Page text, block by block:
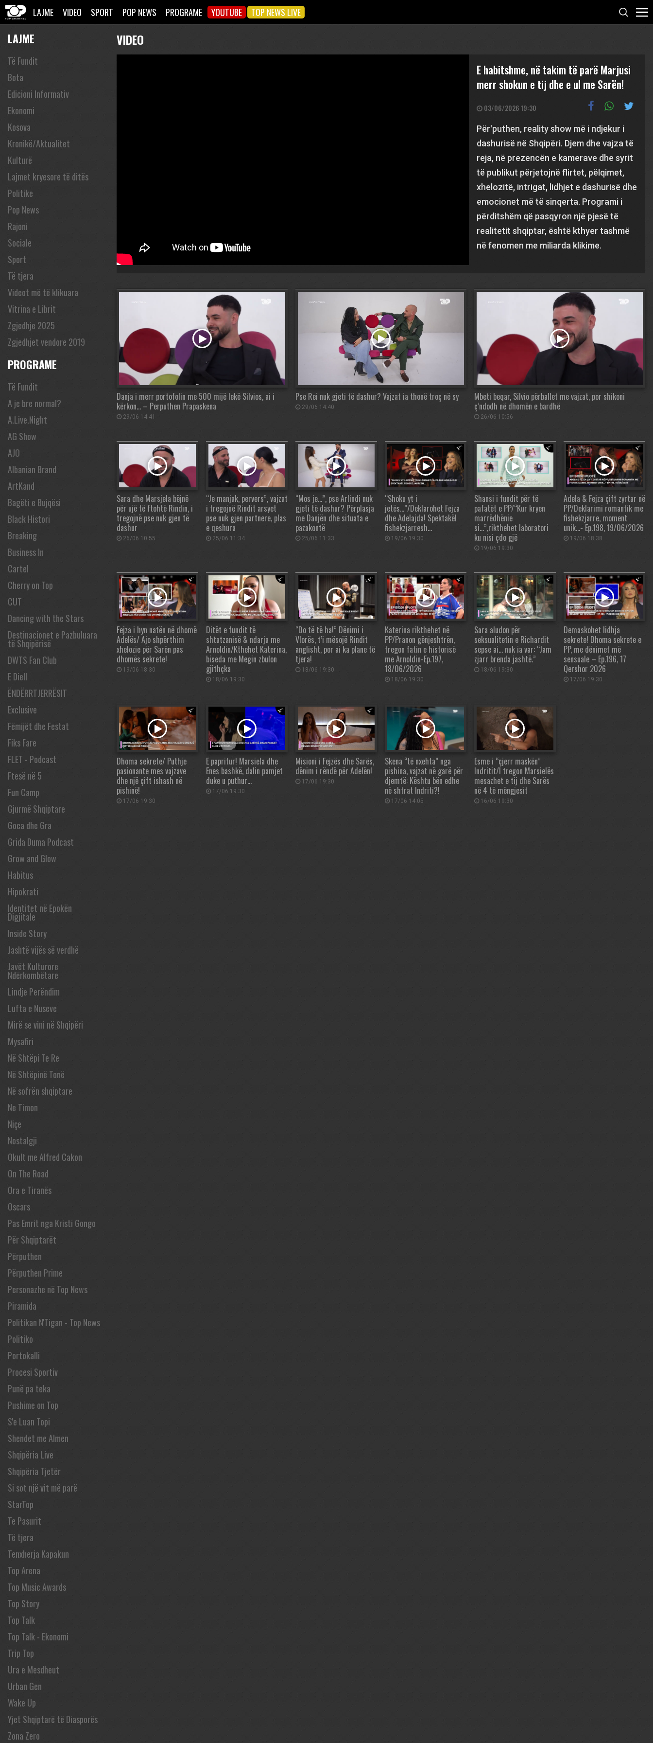
LAJME VIDEO SPORT POP NEWS PROGRAME YOUTUBE TOP NEWS LIVE
LAJME
Të Fundit
Bota
Edicioni Informativ
Ekonomi
Kosova
Kronikë/Aktualitet
Kulturë
Lajmet kryesore të ditës
Politike
Pop News
Rajoni
Sociale
Sport
Të tjera
Videot më të klikuara
Vitrina e Librit
Zgjedhje 2025
Zgjedhjet vendore 2019
PROGRAME
Të Fundit
A je bre normal?
A.Live.Night
AG Show
AJO
Albanian Brand
ArtKand
Bagëti e Bujqësi
Black Histori
Breaking
Business In
Cartel
Cherry on Top
CUT
Dancing with the Stars
Destinacionet e Pazbuluara
të Shqipërisë
DWTS Fan Club
E Diell
ËNDËRRTJERRËSIT
Exclusive
Fëmijët dhe Festat
Fiks Fare
FLET - Podcast
Ftesë në 5
Fun Camp
Gjurmë Shqiptare
Goca dhe Gra
Grida Duma Podcast
Grow and Glow
Habitus
Hipokrati
Identitet në Epokën
Digjitale
Inside Story
Jashtë vijës së verdhë
Javët Kulturore
Ndërkombëtare
Lindje Perëndim
Lufta e Nuseve
Mirë se vini në Shqipëri
Mysafiri
Në Shtëpi Te Re
Në Shtëpinë Tonë
Në sofrën shqiptare
Ne Timon
Niçe
Nostalgji
Okult me Alfred Cakon
On The Road
Ora e Tiranës
Oscars
Pas Emrit nga Kristi Gongo
Për Shqiptarët
Përputhen
Përputhen Prime
Personazhe në Top News
Piramida
Politikan N'Tigan - Top News
Politiko
Portokalli
Procesi Sportiv
Punë pa teka
Pushime on Top
S'e Luan Topi
Shendet me Almen
Shqipëria Live
Shqipëria Tjetër
Si sot një vit më parë
StarTop
Te Pasurit
Të tjera
Tenxherja Kapakun
Top Arena
Top Music Awards
Top Story
Top Talk
Top Talk - Ekonomi
Trip Top
Ura e Mesdheut
Urban Gen
Wake Up
Yjet Shqiptarë të Diasporës
Zona Zero
VIDEO
E habitshme, në takim të parë Marjusi
merr shokun e tij dhe e ul me Sarën!
03/06/2026 19:30
Për'puthen, reality show më i ndjekur i
dashurisë në Shqipëri. Djem dhe vajza të
reja, në prezencën e kamerave dhe syrit
të publikut përjetojnë flirtet, pëlqimet,
xhelozitë, intrigat, lidhjet e dashurisë dhe
emocionet më të sinqerta. Programi i
përditshëm që pasqyron një pjesë të
realitetit shqiptar, është kthyer tashmë
në fenomen me miliarda klikime.
Danja i merr portofolin me 500 mijë lekë Silvios, ai i
kërkon… – Perputhen Prapaskena
29/06 14:41
Pse Rei nuk gjeti të dashur? Vajzat ia thonë troç në sy
29/06 14:40
Mbeti beqar, Silvio përballet me vajzat, por shikoni
ç’ndodh në dhomën e bardhë
26/06 10:56
Sara dhe Marsjela bëjnë
për ujë të ftohtë Rindin, i
tregojnë pse nuk gjen të
dashur
26/06 10:55
“Je manjak, pervers”, vajzat
i tregojnë Rindit arsyet
pse nuk gjen partnere, plas
e qeshura
25/06 11:34
“Mos je…”, pse Arlindi nuk
gjeti të dashur? Përplasja
me Danjën dhe situata e
pazakontë
25/06 11:33
“Shoku yt i
jetës…”/Deklarohet Fejza
dhe Adelajda! Spektakël
fishekzjarresh…
19/06 19:30
Shansi i fundit për të
pafatët e PP/“Kur kryen
marrëdhënie
si…”,rikthehet laboratori
ku nisi çdo gjë
19/06 19:30
Adela & Fejza çift zyrtar në
PP/Deklarimi romantik me
fishekzjarre, moment
unik…- Ep.198, 19/06/2026
19/06 18:38
Fejza i hyn natën në dhomë
Adelës/ Ajo shpërthim
xhelozie për Sarën pas
dhomës sekrete!
19/06 18:30
Ditët e fundit të
shtatzanisë & ndarja me
Arnoldin/Kthehet Katerina,
biseda me Megin zbulon
gjithçka
18/06 19:30
“Do të të ha!” Dënimi i
Vlorës, t’i mësojë Rindit
anglisht, por ai ka plane të
tjera!
18/06 19:30
Katerina rikthehet në
PP/Pranon gënjeshtrën,
tregon fatin e historisë
me Arnoldin-Ep.197,
18/06/2026
18/06 19:30
Sara aludon për
seksualitetin e Richardit
sepse ai… nuk ia var: “Jam
zjarr brenda jashtë.”
18/06 19:30
Demaskohet lidhja
sekrete! Dhoma sekrete e
PP, me dënimet më
sensuale – Ep.196, 17
Qershor 2026
17/06 19:30
Dhoma sekrete/ Puthje
pasionante mes vajzave
dhe një çift ishash në
pishinë!
17/06 19:30
E papritur! Marsiela dhe
Enes bashkë, dalin pamjet
duke u puthur…
17/06 19:30
Misioni i Fejzës dhe Sarës,
dënim i rëndë për Adelën!
17/06 19:30
Skena “të nxehta” nga
pishina, vajzat në garë për
djemtë: Kështu bën edhe
në shtrat Indriti?!
17/06 14:05
Esme i “çjerr maskën”
Indritit/I tregon Marsielës
mesazhet e tij dhe Sarës
në 4 të mëngjesit
16/06 19:30